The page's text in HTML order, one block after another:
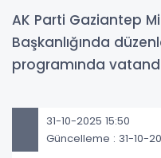
AK Parti Gaziantep
Başkanlığında
programında
31-10-2025 15:50
Güncelleme : 31-10-